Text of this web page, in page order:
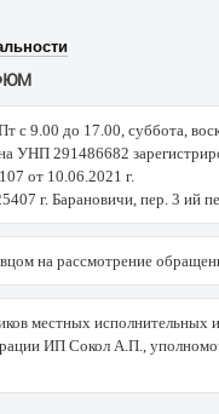
с 9.00 до 17.00, суббота,
УНП 291486682
от 10.06.2021 г.
г. Барановичи, пер. 3 ий
на рассмотрение
местных исполнительных
ИП Сокол А.П.,